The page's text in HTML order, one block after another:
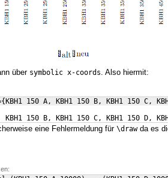
über symbolic x-coords. Also hiermit:
150 A, KBH1 150 B, KBH1 150 C,
150 B, KBH1 150 C, KBH1 150 D,
eine Fehlermeldung für \drawda es